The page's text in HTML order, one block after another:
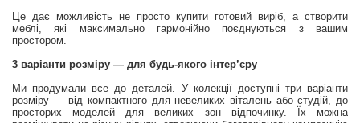
Це дає можливість не просто купити готовий виріб, а створити
меблі, які максимально гармонійно поєднуються з вашим
простором.
3 варіанти розміру — для будь-якого інтер’єру
Ми продумали все до деталей. У колекції доступні три варіанти
розміру — від компактного для невеликих віталень або студій, до
просторих моделей для великих зон відпочинку. Їх можна